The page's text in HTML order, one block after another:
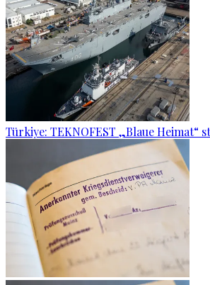
Türkiye: TEKNOFEST „Blaue Heimat“